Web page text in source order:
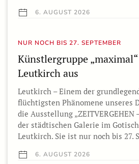
6. AUGUST 2026
NUR NOCH BIS 27. SEPTEMBER
Künstlergruppe
Leutkirch aus
Leutkirch – Einem der
flüchtigsten Phänomene unseres
die Ausstellung „ZEITVERGEHEN
der städtischen Galerie im
Leutkirch. Sie ist nur noch bis 27.
6. AUGUST 2026